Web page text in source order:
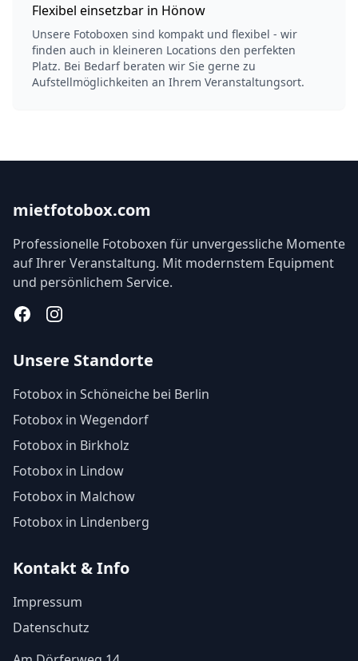
Flexibel einsetzbar in Hönow
Unsere Fotoboxen sind kompakt und flexibel - wir
finden auch in kleineren Locations den perfekten
Platz. Bei Bedarf beraten wir Sie gerne zu
Aufstellmöglichkeiten an Ihrem Veranstaltungsort.
mietfotobox.com
Professionelle Fotoboxen für unvergessliche Momente
auf Ihrer Veranstaltung. Mit modernstem Equipment
und persönlichem Service.
FacebookInstagram
Unsere Standorte
Fotobox in Schöneiche bei Berlin
Fotobox in Wegendorf
Fotobox in Birkholz
Fotobox in Lindow
Fotobox in Malchow
Fotobox in Lindenberg
Kontakt & Info
Impressum
Datenschutz